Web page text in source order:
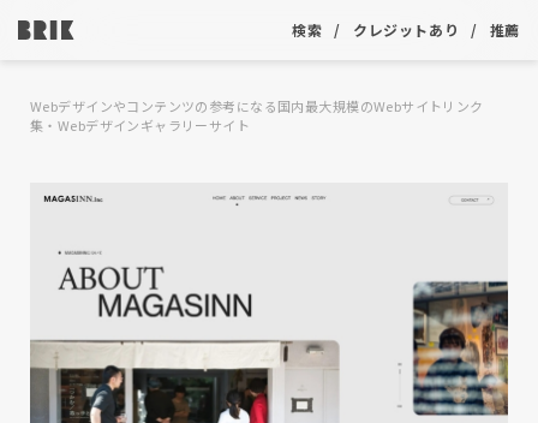
検索 クレジットあり 推薦
Webデザインやコンテンツの参考になる国内最大規模のWebサイトリンク
集・Webデザインギャラリーサイト